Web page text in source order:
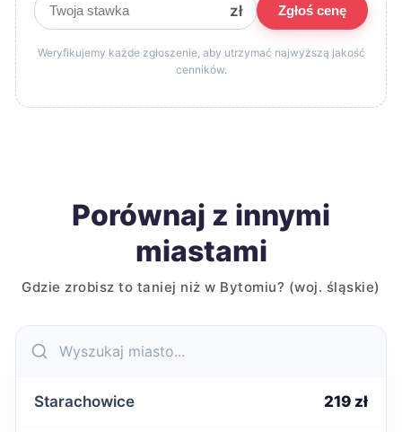
zł Zgłoś cenę
Weryfikujemy każde zgłoszenie, aby utrzymać najwyższą jakość
cenników.
Porównaj z innymi
miastami
Gdzie zrobisz to taniej niż w Bytomiu? (woj. śląskie)
Starachowice 219 zł